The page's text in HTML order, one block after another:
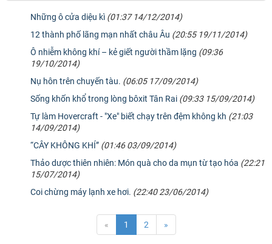
Những ô cửa diệu kì (01:37 14/12/2014)
12 thành phố lãng mạn nhất châu Âu (20:55 19/11/2014)
Ô nhiễm không khí – kẻ giết người thầm lặng (09:36
19/10/2014)
Nụ hôn trên chuyến tàu. (06:05 17/09/2014)
Sống khốn khổ trong lòng bôxit Tân Rai (09:33 15/09/2014)
Tự làm Hovercraft - "Xe" biết chạy trên đệm không kh (21:03
14/09/2014)
“CÂY KHÔNG KHÍ” (01:46 03/09/2014)
Thảo dược thiên nhiên: Món quà cho da mụn từ tạo hóa (22:21
15/07/2014)
Coi chừng máy lạnh xe hơi. (22:40 23/06/2014)
« 1 2 »